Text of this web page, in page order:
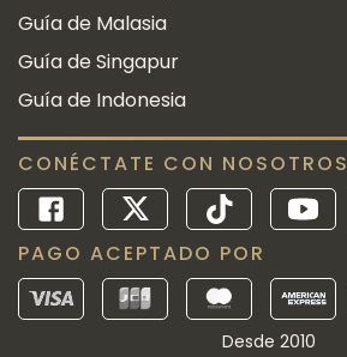
Guía de Malasia
Guía de Singapur
Guía de Indonesia
CONÉCTATE CON NOSOTROS
Desde 2010
PAGO ACEPTADO POR